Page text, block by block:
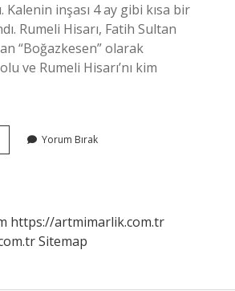
Kalenin inşası 4 ay gibi kısa bir
Rumeli Hisarı, Fatih Sultan
“Boğazkesen” olarak
ve Rumeli Hisarı’nı kim
Yorum Bırak
https://artmimarlik.com.tr
Sitemap